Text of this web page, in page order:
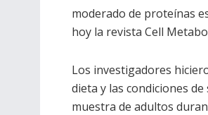
moderado de proteínas
hoy la revista Cell
Los investigadores
dieta y las condiciones
muestra de adultos